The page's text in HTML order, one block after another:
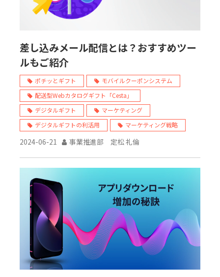
差し込みメール配信とは？おすすめツー
ルもご紹介
ポチッとギフト
モバイルクーポンシステム
配送型Webカタログギフト「Cesta」
デジタルギフト
マーケティング
デジタルギフトの利活用
マーケティング戦略
2024-06-21 事業推進部 定松 礼倫